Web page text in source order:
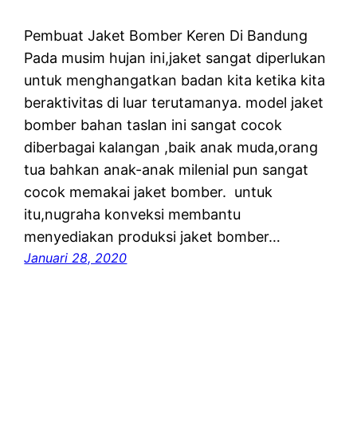
Pembuat Jaket Bomber Keren Di Bandung
Pada musim hujan ini,jaket sangat diperlukan
untuk menghangatkan badan kita ketika kita
beraktivitas di luar terutamanya. model jaket
bomber bahan taslan ini sangat cocok
diberbagai kalangan ,baik anak muda,orang
tua bahkan anak-anak milenial pun sangat
cocok memakai jaket bomber. untuk
itu,nugraha konveksi membantu
menyediakan produksi jaket bomber…
Januari 28, 2020